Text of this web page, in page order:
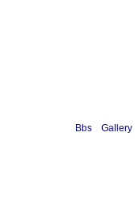
Bbs Gallery